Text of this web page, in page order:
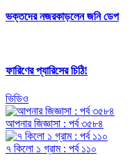
ভক্তদের নজরকাড়লেন জনি ডেপ
ফারিণের প্যারিসের চিঠি!
ভিডিও
আপনার জিজ্ঞাসা : পর্ব ৩৫৮৪
৭ কিলো ১ গ্রাম : পর্ব ১১০